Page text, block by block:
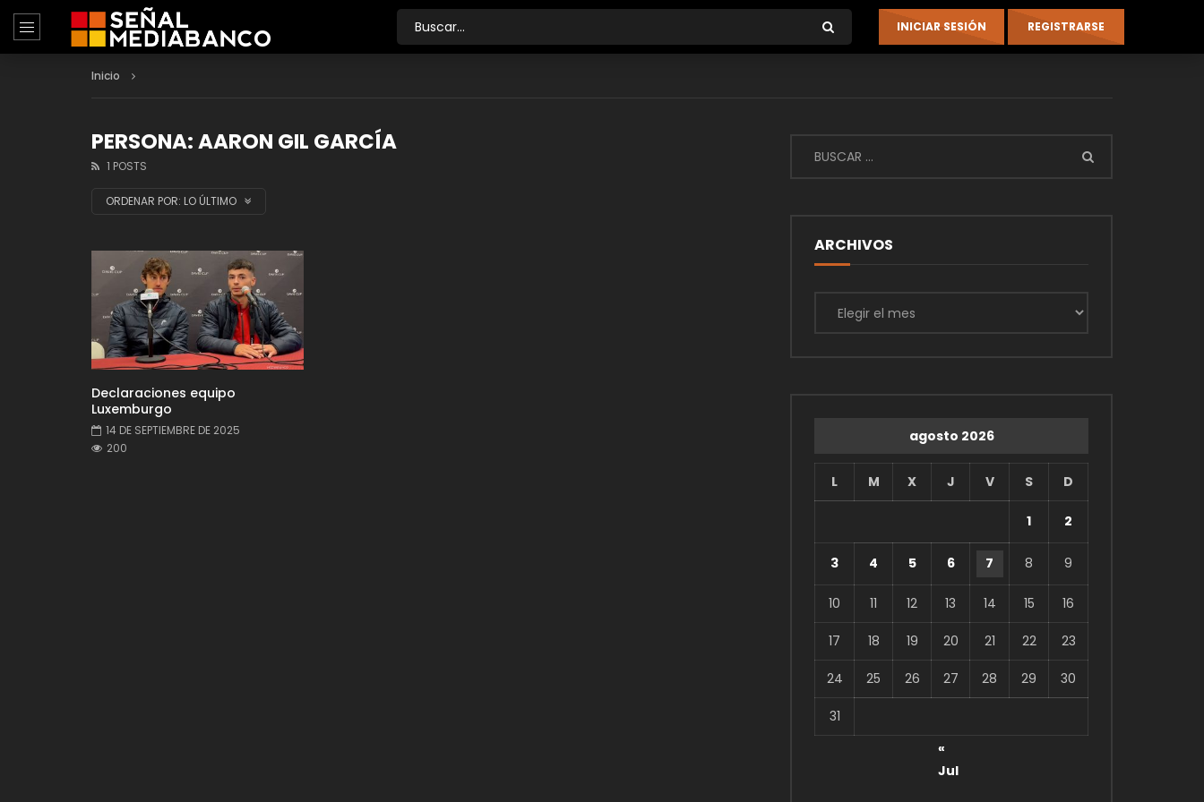
Inicio
PERSONA: AARON GIL GARCÍA
1 POSTS
ORDENAR POR: LO ÚLTIMO
Declaraciones equipo
Luxemburgo
14 DE SEPTIEMBRE DE 2025
200
ARCHIVOS
agosto 2026
L M X J V S D
1 2
3 4 5 6 7 8 9
10 11 12 13 14 15 16
17 18 19 20 21 22 23
24 25 26 27 28 29 30
31
«
Jul